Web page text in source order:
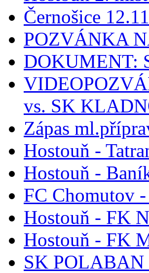
Černošice
POZVÁNKA
DOKUMENT:
vs. SK
Zápas
Hostouň -
Hostouň -
FC Chomutov
Hostouň - FK
Hostouň - FK
SK